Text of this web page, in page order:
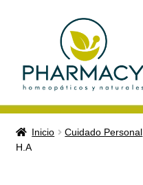
Inicio
Carrito de compras
Inicio Cuidado Personal
H.A